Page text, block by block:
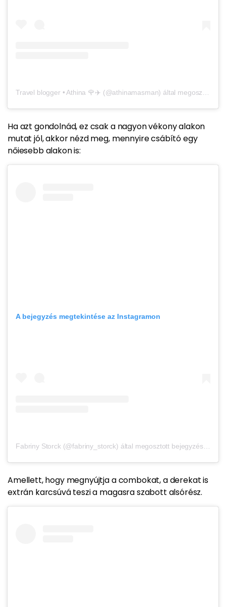
Travel blogger • Athina 🌹✈️ (@athinamasman) által megosztott bejegyzés
Ha azt gondolnád, ez csak a nagyon vékony alakon
mutat jól, akkor nézd meg, mennyire csábító egy
nőiesebb alakon is:
A bejegyzés megtekintése az Instagramon
Amellett, hogy megnyújtja a combokat, a derekat is
extrán karcsúvá teszi a magasra szabott alsórész.